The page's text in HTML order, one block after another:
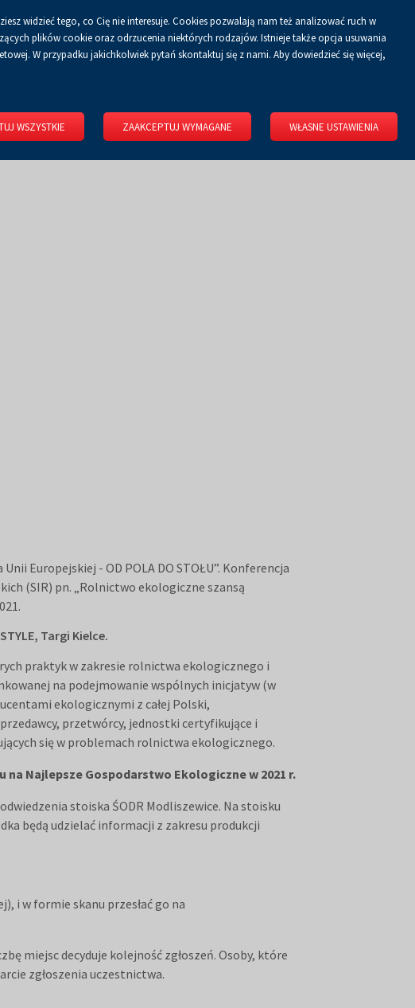
BIP Polityka prywatności ZALOGUJ SIĘ 0.00 zł Koszyk
Europejskiej - OD POLA DO STOŁU”. Konferencja
(SIR) pn. „Rolnictwo ekologiczne szansą
Targi Kielce.
praktyk w zakresie rolnictwa ekologicznego i
na podejmowanie wspólnych inicjatyw (w
ekologicznymi z całej Polski,
przetwórcy, jednostki certyfikujące i
się w problemach rolnictwa ekologicznego.
na Najlepsze Gospodarstwo Ekologiczne w 2021 r.
stoiska ŚODR Modliszewice. Na stoisku
będą udzielać informacji z zakresu produkcji
i w formie skanu przesłać go na
miejsc decyduje kolejność zgłoszeń. Osoby, które
zgłoszenia uczestnictwa.
widzieć tego, co Cię nie interesuje. Cookies pozwalają nam też analizować ruch w
plików cookie oraz odrzucenia niektórych rodzajów. Istnieje także opcja usuwania
W przypadku jakichkolwiek pytań skontaktuj się z nami. Aby dowiedzieć się więcej,
WSZYSTKIE ZAAKCEPTUJ WYMAGANE WŁASNE USTAWIENIA